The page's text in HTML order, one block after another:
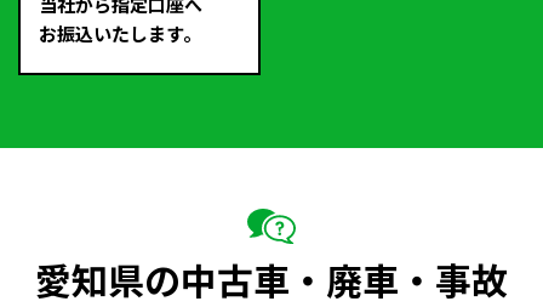
お振込いたします。
愛知県の中古車・廃車・事故